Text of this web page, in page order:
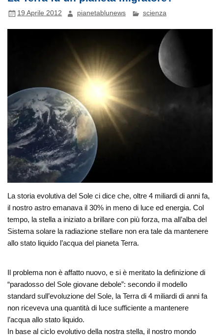
19 Aprile 2012 pianetablunews scienza
La storia evolutiva del Sole ci dice che, oltre 4 miliardi di anni fa,
il nostro astro emanava il 30% in meno di luce ed energia. Col
tempo, la stella a iniziato a brillare con più forza, ma all’alba del
Sistema solare la radiazione stellare non era tale da mantenere
allo stato liquido l’acqua del pianeta Terra.
Il problema non è affatto nuovo, e si è meritato la definizione di
“paradosso del Sole giovane debole”: secondo il modello
standard sull’evoluzione del Sole, la Terra di 4 miliardi di anni fa
non riceveva una quantità di luce sufficiente a mantenere
l’acqua allo stato liquido.
In base al ciclo evolutivo della nostra stella, il nostro mondo